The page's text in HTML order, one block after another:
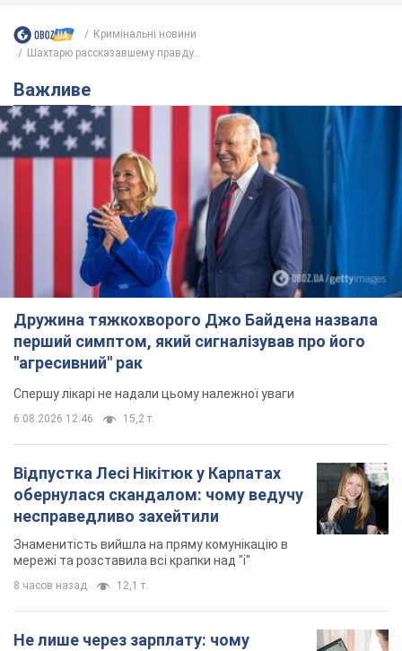
Кримінальні новини
Шахтарю рассказавшему правду...
Важливе
Дружина тяжкохворого Джо Байдена назвала
перший симптом, який сигналізував про його
"агресивний" рак
Спершу лікарі не надали цьому належної уваги
6.08.2026 12:46 15,2 т.
Відпустка Лесі Нікітюк у Карпатах
обернулася скандалом: чому ведучу
несправедливо захейтили
Знаменитість вийшла на пряму комунікацію в
мережі та розставила всі крапки над "і"
8 часов назад 12,1 т.
Не лише через зарплату: чому